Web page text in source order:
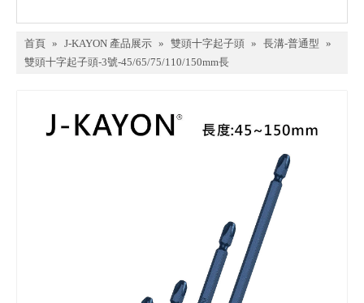
首頁 » J-KAYON 產品展示 » 雙頭十字起子頭 » 長溝-普通型 »
雙頭十字起子頭-3號-45/65/75/110/150mm長